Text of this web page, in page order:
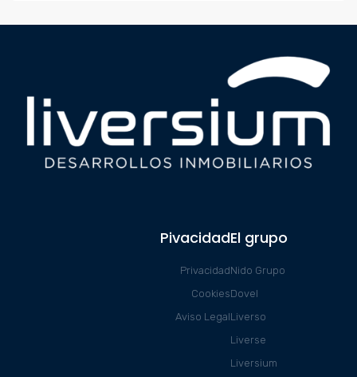
Pivacidad
Privacidad
Cookies
Aviso Legal
El grupo
Nido Grupo
Dovel
Liverso
Liverse
Liversium